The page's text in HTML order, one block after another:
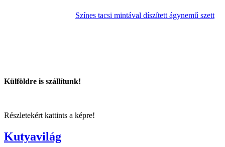
Színes tacsi mintával díszített ágynemű szett
Külföldre is szállítunk!
Részletekért kattints a képre!
Kutyavilág